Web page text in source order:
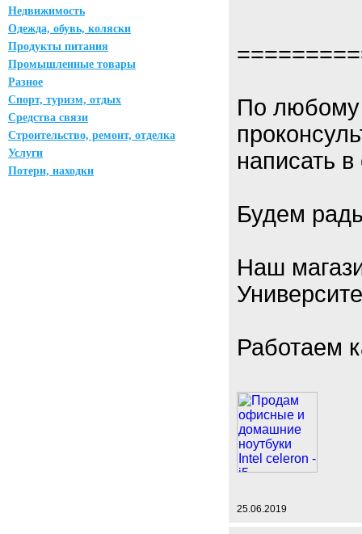
Недвижимость
Одежда, обувь, коляски
Продукты питания
Промышленные товары
Разное
Спорт, туризм, отдых
Средства связи
Строительство, ремонт, отделка
Услуги
Потери, находки
По любому
написать
Будем
Наш
Работаем
25.06.2019